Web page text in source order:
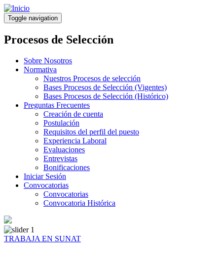
Pasar
al
contenido
principal
Toggle navigation
Procesos de Selección
Sobre Nosotros
Normativa
Nuestros Procesos de selección
Bases Procesos de Selección (Vigentes)
Bases Procesos de Selección (Histórico)
Preguntas Frecuentes
Creación de cuenta
Postulación
Requisitos del perfil del puesto
Experiencia Laboral
Evaluaciones
Entrevistas
Bonificaciones
Iniciar Sesión
Convocatorias
Convocatorias
Convocatoria Histórica
TRABAJA EN SUNAT